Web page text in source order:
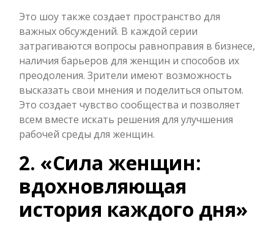
Это шоу также создает пространство для
важных обсуждений. В каждой серии
затрагиваются вопросы равноправия в бизнесе,
наличия барьеров для женщин и способов их
преодоления. Зрители имеют возможность
высказать свои мнения и поделиться опытом.
Это создает чувство сообщества и позволяет
всем вместе искать решения для улучшения
рабочей среды для женщин.
2. «Сила женщин:
вдохновляющая
история каждого дня»